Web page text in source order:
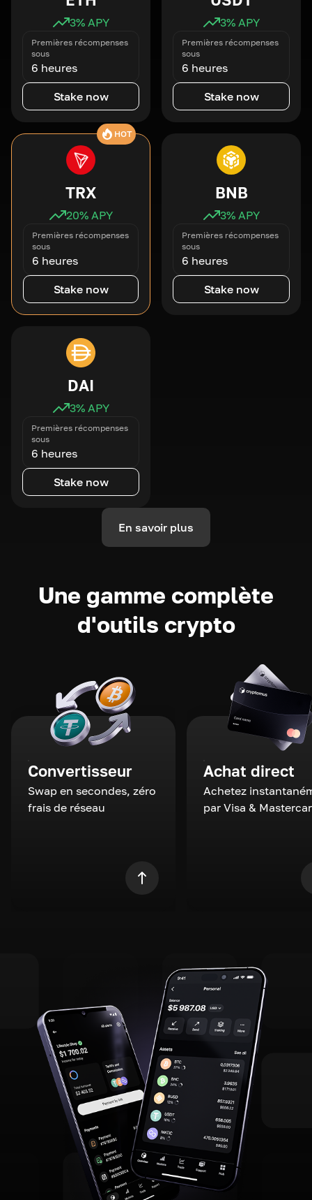
3% APY
Premières récompenses
sous
6 heures
Stake now
3% APY
Premières récompenses
sous
6 heures
Stake now
HOT
TRX
20% APY
Premières récompenses
sous
6 heures
Stake now
BNB
3% APY
Premières récompenses
sous
6 heures
Stake now
DAI
3% APY
Premières récompenses
sous
6 heures
Stake now
En savoir plus
Une gamme complète
d'outils crypto
Convertisseur
Swap en secondes, zéro
frais de réseau
Achat direct
Achetez
par Visa &